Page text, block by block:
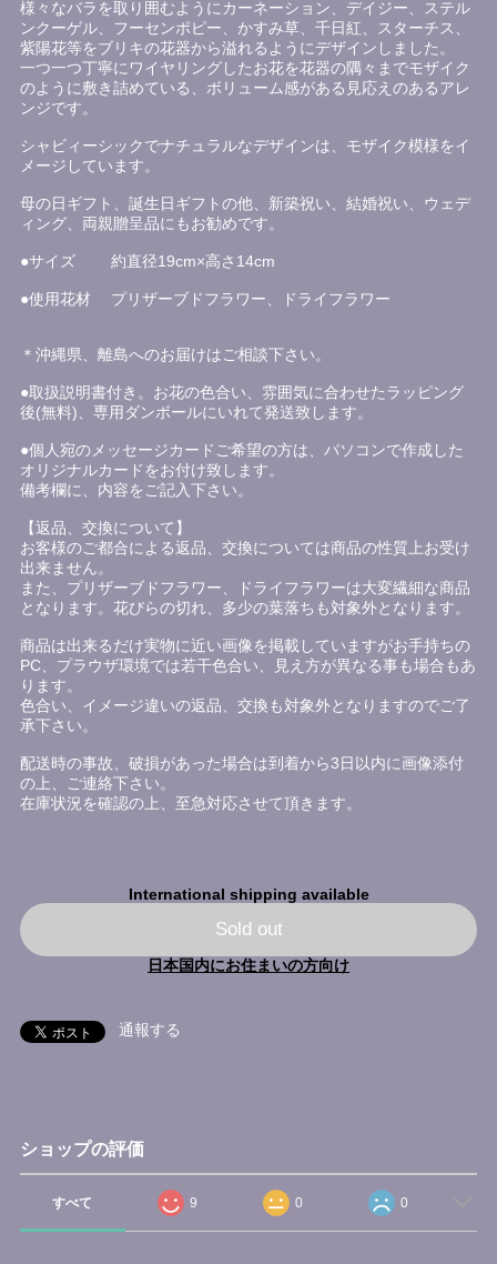
様々なバラを取り囲むようにカーネーション、デイジー、ステル
ンクーゲル、フーセンポピー、かすみ草、千日紅、スターチス、
紫陽花等をブリキの花器から溢れるようにデザインしました。
一つ一つ丁寧にワイヤリングしたお花を花器の隅々までモザイク
のように敷き詰めている、ボリューム感がある見応えのあるアレ
ンジです。
シャビィーシックでナチュラルなデザインは、モザイク模様をイ
メージしています。
母の日ギフト、誕生日ギフトの他、新築祝い、結婚祝い、ウェデ
ィング、両親贈呈品にもお勧めです。
●サイズ 約直径19cm×高さ14cm
●使用花材 プリザーブドフラワー、ドライフラワー
＊沖縄県、離島へのお届けはご相談下さい。
●取扱説明書付き。お花の色合い、雰囲気に合わせたラッピング
後(無料)、専用ダンボールにいれて発送致します。
●個人宛のメッセージカードご希望の方は、パソコンで作成した
オリジナルカードをお付け致します。
備考欄に、内容をご記入下さい。
【返品、交換について】
お客様のご都合による返品、交換については商品の性質上お受け
出来ません。
また、プリザーブドフラワー、ドライフラワーは大変繊細な商品
となります。花びらの切れ、多少の葉落ちも対象外となります。
商品は出来るだけ実物に近い画像を掲載していますがお手持ちの
PC、プラウザ環境では若干色合い、見え方が異なる事も場合もあ
ります。
色合い、イメージ違いの返品、交換も対象外となりますのでご了
承下さい。
配送時の事故、破損があった場合は到着から3日以内に画像添付
の上、ご連絡下さい。
在庫状況を確認の上、至急対応させて頂きます。
International shipping available
Sold out
日本国内にお住まいの方向け
通報する
ショップの評価
すべて 9 0 0